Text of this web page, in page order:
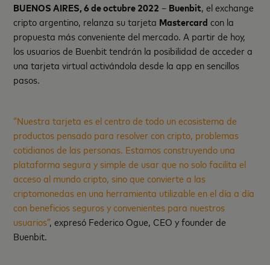
BUENOS AIRES, 6 de octubre 2022 – Buenbit, el exchange
cripto argentino, relanza su tarjeta Mastercard con la
propuesta más conveniente del mercado. A partir de hoy,
los usuarios de Buenbit tendrán la posibilidad de acceder a
una tarjeta virtual activándola desde la app en sencillos
pasos.
“Nuestra tarjeta es el centro de todo un ecosistema de
productos pensado para resolver con cripto, problemas
cotidianos de las personas. Estamos construyendo una
plataforma segura y simple de usar que no solo facilita el
acceso al mundo cripto, sino que convierte a las
criptomonedas en una herramienta utilizable en el día a día
con beneficios seguros y convenientes para nuestros
usuarios”, expresó Federico Ogue, CEO y founder de
Buenbit.